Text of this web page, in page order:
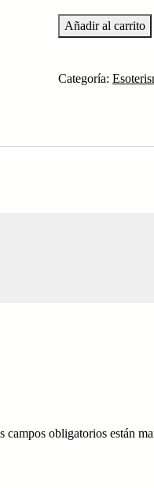
Atado
de
del
Añadir al carrito
Categoría:
campos obligatorios están